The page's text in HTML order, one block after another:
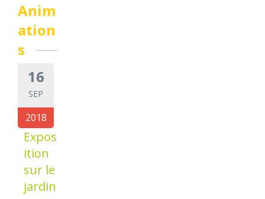
Anim
ation
s
16
SEP
2018
Expos
ition
sur le
jardin